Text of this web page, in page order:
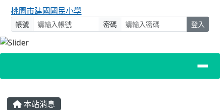
桃園市建國國民小學
帳號 密碼 登入
主內容區域
本站消息